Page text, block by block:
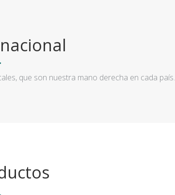
que son nuestra mano derecha en cada país.